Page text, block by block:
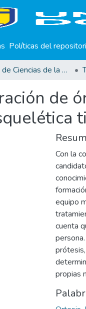
Políticas del
Facultad de Ciencias de la Rehabilitación
de
Con la
equipo
cuenta
propias